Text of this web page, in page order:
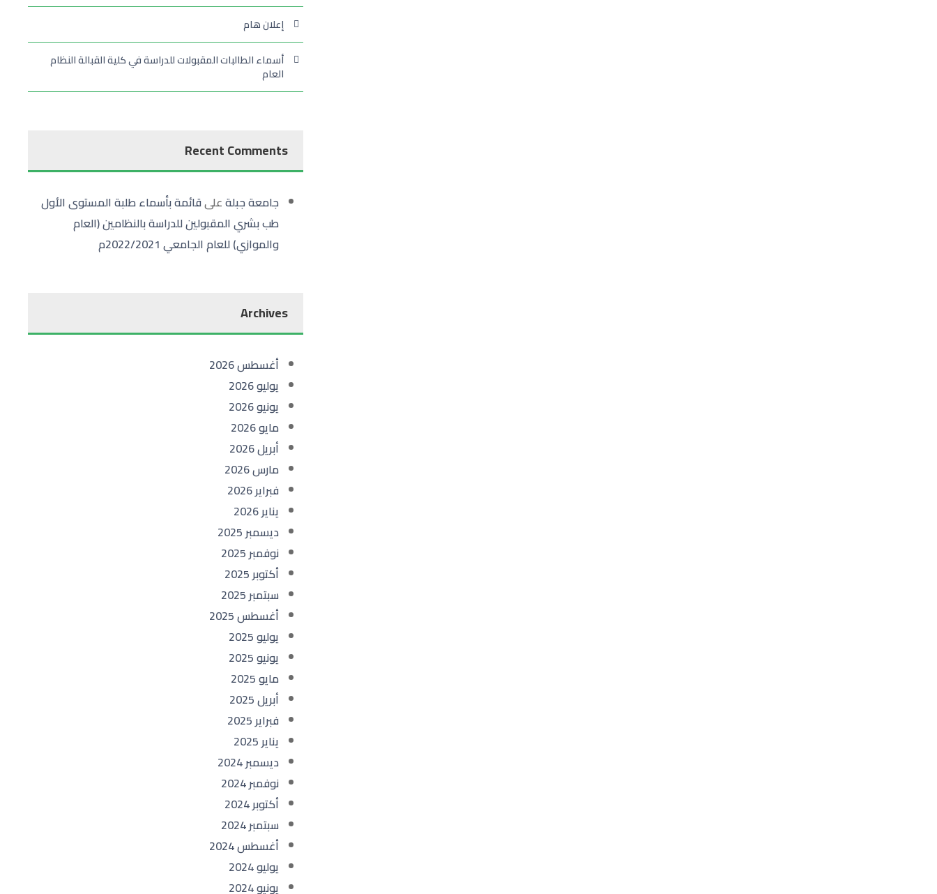
إعلان هام
أسماء الطالبات المقبولات للدراسة في كلية القبالة النظام
العام
Recent Comments
جامعة جبلةعلىقائمة بأسماء طلبة المستوى الأول
طب بشري المقبولين للدراسة بالنظامين (العام
والموازي) للعام الجامعي 2022/2021م
Archives
أغسطس 2026
يوليو 2026
يونيو 2026
مايو 2026
أبريل 2026
مارس 2026
فبراير 2026
يناير 2026
ديسمبر 2025
نوفمبر 2025
أكتوبر 2025
سبتمبر 2025
أغسطس 2025
يوليو 2025
يونيو 2025
مايو 2025
أبريل 2025
فبراير 2025
يناير 2025
ديسمبر 2024
نوفمبر 2024
أكتوبر 2024
سبتمبر 2024
أغسطس 2024
يوليو 2024
يونيو 2024